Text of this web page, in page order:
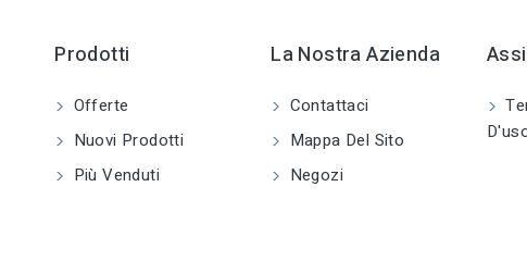
Prodotti
Offerte
Nuovi Prodotti
Più Venduti
La Nostra Azienda
Contattaci
Mappa Del Sito
Negozi